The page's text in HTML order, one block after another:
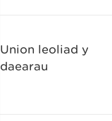
Union leoliad y
daearau